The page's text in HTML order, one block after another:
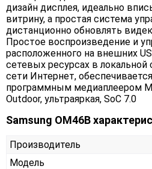
дизайн дисплея, идеально
витрину, а простая система
дистанционно обновлять
Простое воспроизведение и
расположенного на внешних
сетевых ресурсах в локальной
сети Интернет,
программным медиаплеером
Outdoor, ультраяркая, SoC 7.0
Samsung OM46B
Производитель
Модель